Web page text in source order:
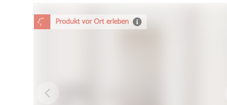
Produkt vor Ort erleben